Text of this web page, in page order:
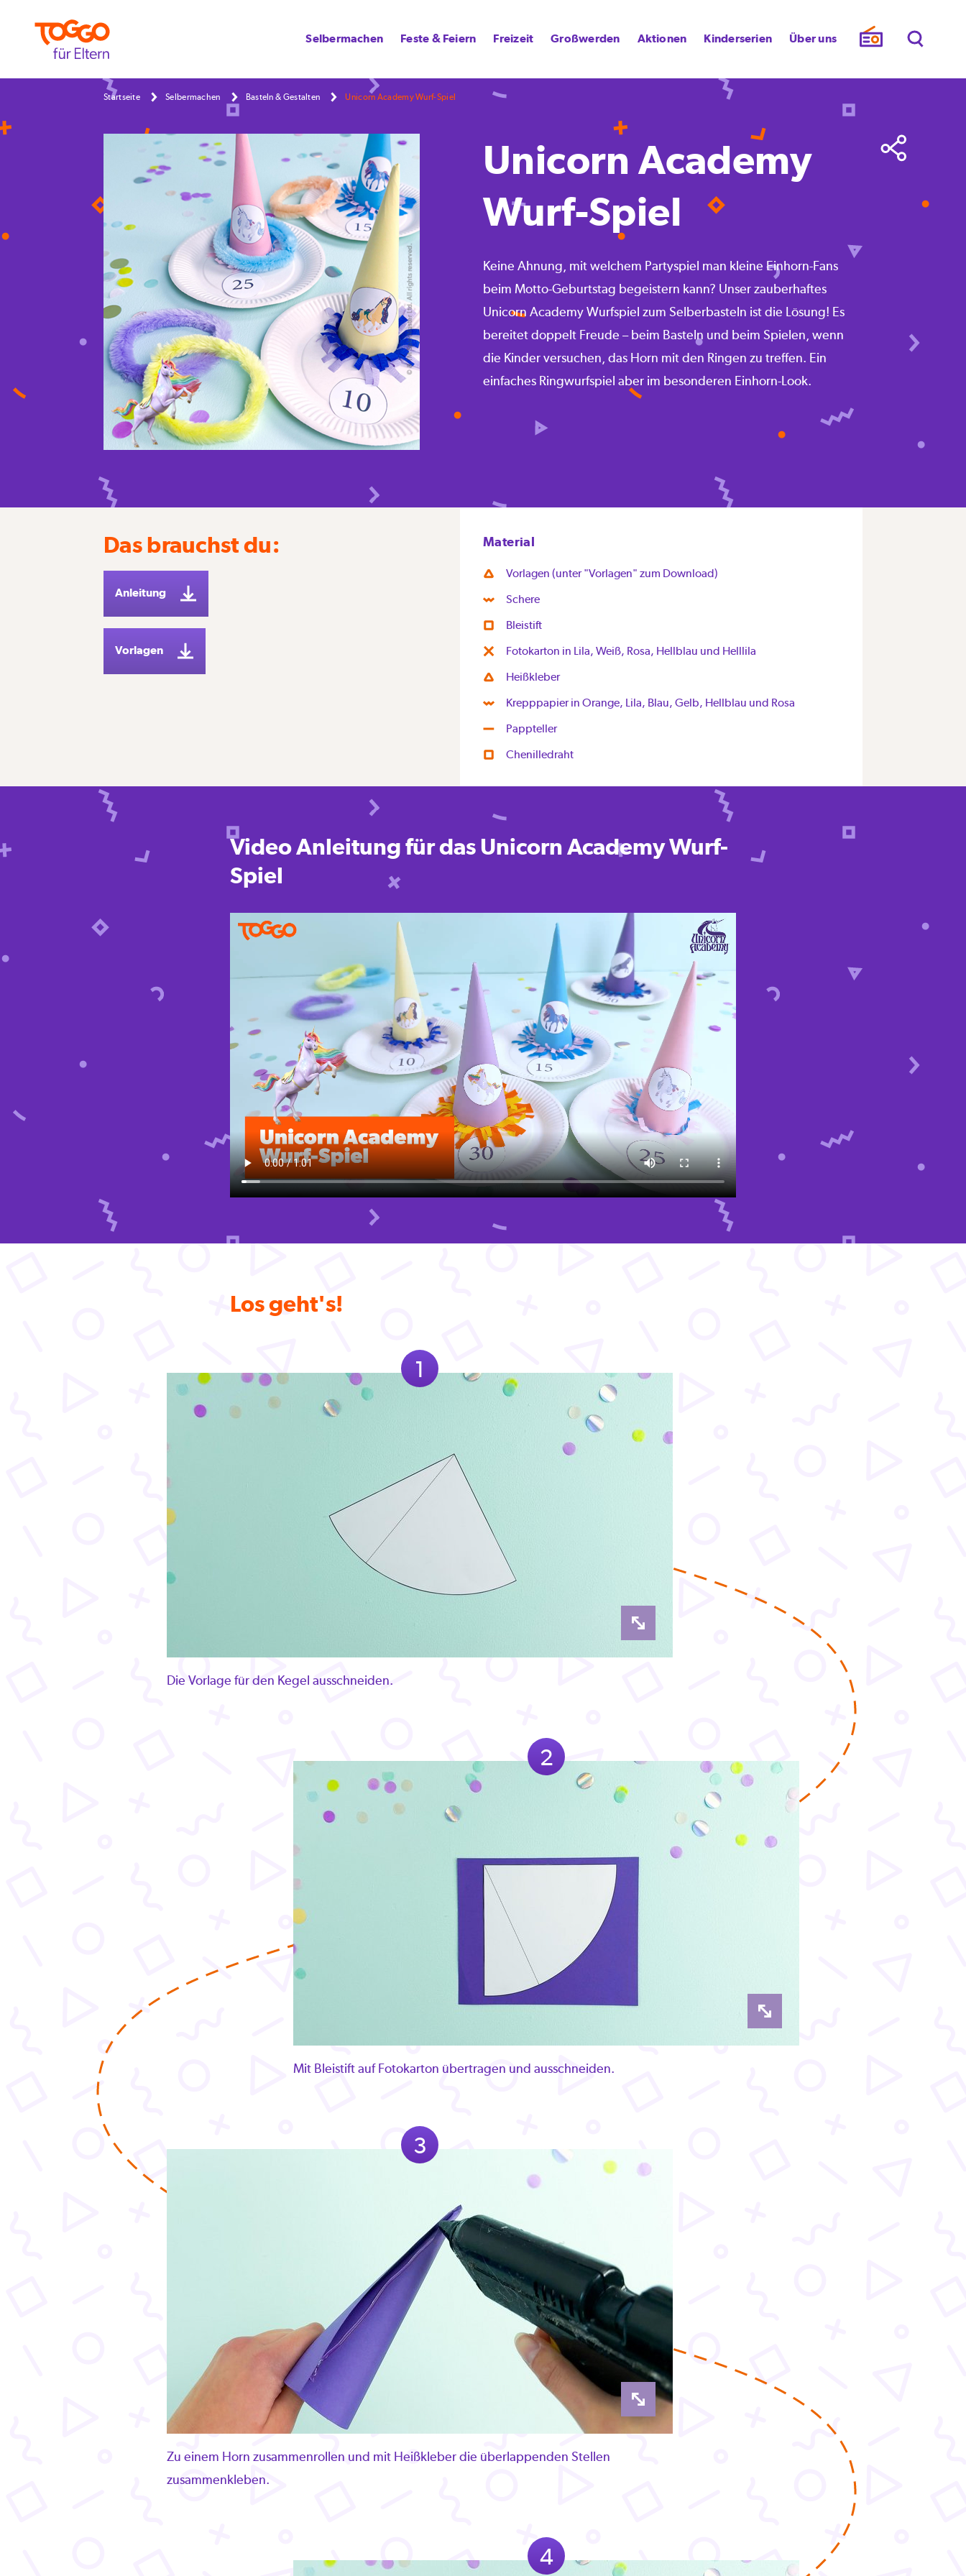
Selbermachen Feste & Feiern Freizeit Großwerden Aktionen Kinderserien Über uns
Startseite Selbermachen Basteln & Gestalten Unicorn Academy Wurf-Spiel
Unicorn Academy
Wurf-Spiel
Keine Ahnung, mit welchem Partyspiel man kleine Einhorn-Fans
beim Motto-Geburtstag begeistern kann? Unser zauberhaftes
Unicorn Academy Wurfspiel zum Selberbasteln ist die Lösung! Es
bereitet doppelt Freude – beim Basteln und beim Spielen, wenn
die Kinder versuchen, das Horn mit den Ringen zu treffen. Ein
einfaches Ringwurfspiel aber im besonderen Einhorn-Look.
Material
Vorlagen (unter "Vorlagen" zum Download)
Schere
Bleistift
Fotokarton in Lila, Weiß, Rosa, Hellblau und Helllila
Heißkleber
Krepppapier in Orange, Lila, Blau, Gelb, Hellblau und Rosa
Pappteller
Chenilledraht
Das brauchst du:
Anleitung
Vorlagen
Video Anleitung für das Unicorn Academy Wurf-
Spiel
Los geht's!
1
Die Vorlage für den Kegel ausschneiden.
2
Mit Bleistift auf Fotokarton übertragen und ausschneiden.
3
Zu einem Horn zusammenrollen und mit Heißkleber die überlappenden Stellen
zusammenkleben.
4